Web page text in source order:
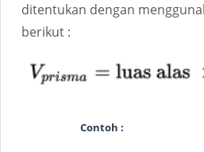
ditentukan dengan
berikut :
Contoh :